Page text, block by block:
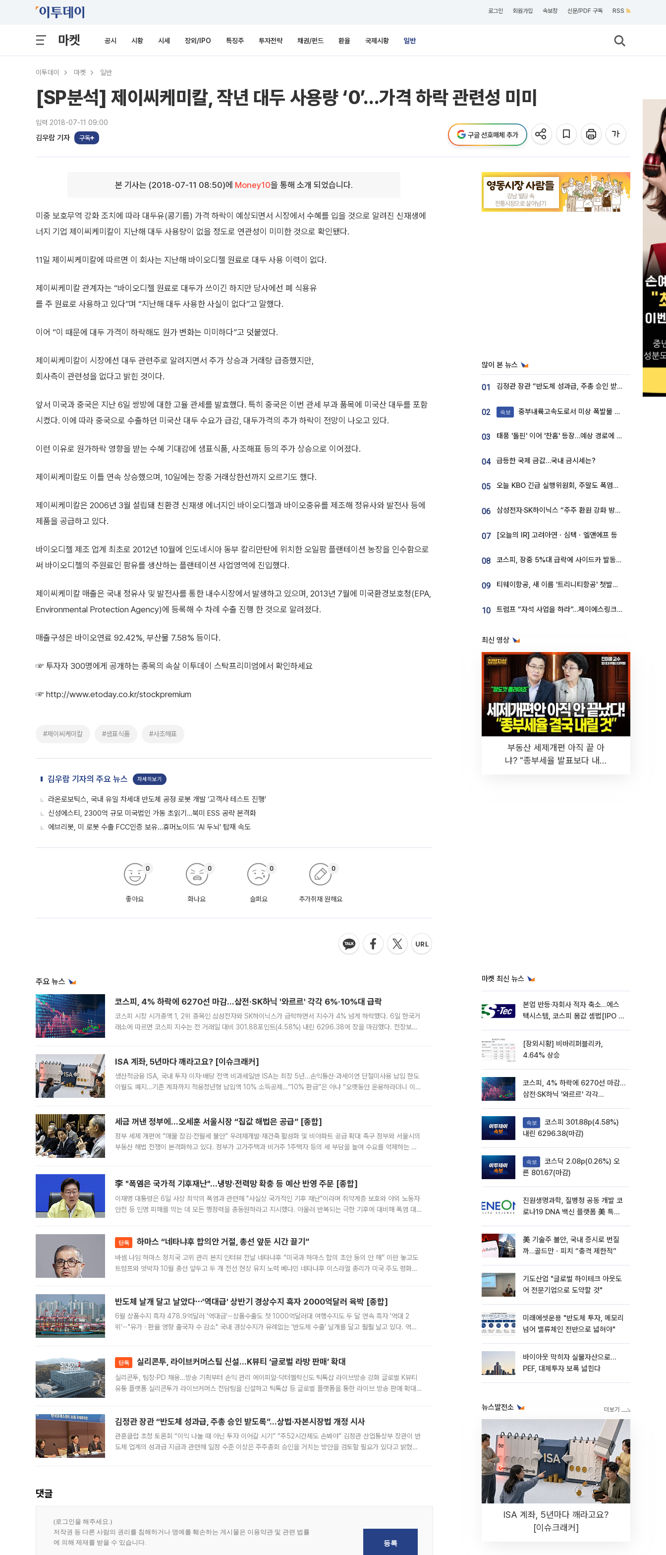
로그인 회원가입 속보창 신문/PDF 구독 RSS
마켓 공시 시황 시세 장외/IPO 특징주 투자전략 채권/펀드 환율 국제시황 일반
이투데이 마켓 일반
[SP분석] 제이씨케미칼, 작년 대두 사용량 ‘0’…가격 하락 관련성 미미
입력 2018-07-11 09:00
김우람 기자 구독 구글 선호매체 추가
본 기사는 (2018-07-11 08:50)에 Money10을 통해 소개 되었습니다.
미중 보호무역 강화 조치에 따라 대두유(콩기름) 가격 하락이 예상되면서 시장에서 수혜를 입을 것으로 알려진 신재생에
너지 기업 제이씨케미칼이 지난해 대두 사용량이 없을 정도로 연관성이 미미한 것으로 확인됐다.
11일 제이씨케미칼에 따르면 이 회사는 지난해 바이오디젤 원료로 대두 사용 이력이 없다.
제이씨케미칼 관계자는 “바이오디젤 원료로 대두가 쓰이긴 하지만 당사에선 폐 식용유
를 주 원료로 사용하고 있다”며 “지난해 대두 사용한 사실이 없다”고 말했다.
이어 “이 때문에 대두 가격이 하락해도 원가 변화는 미미하다”고 덧붙였다.
제이씨케미칼이 시장에선 대두 관련주로 알려지면서 주가 상승과 거래량 급증했지만,
회사측이 관련성을 없다고 밝힌 것이다.
앞서 미국과 중국은 지난 6일 쌍방에 대한 고율 관세를 발효했다. 특히 중국은 이번 관세 부과 품목에 미국산 대두를 포함
시켰다. 이에 따라 중국으로 수출하던 미국산 대두 수요가 급감, 대두가격의 추가 하락이 전망이 나오고 있다.
이런 이유로 원가하락 영향을 받는 수혜 기대감에 샘표식품, 사조해표 등의 주가 상승으로 이어졌다.
제이씨케미칼도 이틀 연속 상승했으며, 10일에는 장중 거래상한선까지 오르기도 했다.
제이씨케미칼은 2006년 3월 설립돼 친환경 신재생 에너지인 바이오디젤과 바이오중유를 제조해 정유사와 발전사 등에
제품을 공급하고 있다.
바이오디젤 제조 업계 최초로 2012년 10월에 인도네시아 동부 칼리만탄에 위치한 오일팜 플랜테이션 농장을 인수함으로
써 바이오디젤의 주원료인 팜유를 생산하는 플랜테이션 사업영역에 진입했다.
제이씨케미칼 매출은 국내 정유사 및 발전사를 통한 내수시장에서 발생하고 있으며, 2013년 7월에 미국환경보호청(EPA,
Environmental Protection Agency)에 등록해 수 차례 수출 진행 한 것으로 알려졌다.
매출구성은 바이오연료 92.42%, 부산물 7.58% 등이다.
☞ 투자자 300명에게 공개하는 종목의 속살 이투데이 스탁프리미엄에서 확인하세요
☞ http://www.etoday.co.kr/stockpremium
#제이씨케미칼 #샘표식품 #사조해표
김우람 기자의 주요 뉴스 자세히보기
라온로보틱스, 국내 유일 차세대 반도체 공정 로봇 개발 ‘고객사 테스트 진행’
신성에스티, 2300억 규모 미국법인 가동 초읽기…북미 ESS 공략 본격화
에브리봇, 미 로봇 수출 FCC인증 보유…휴머노이드 ‘AI 두뇌’ 탑재 속도
좋아요
0
화나요
0
슬퍼요
0
추가취재 원해요
0
주요 뉴스
코스피, 4% 하락에 6270선 마감…삼전·SK하닉 '와르르' 각각 6%·10%대 급락
코스피 시장 시가총액 1, 2위 종목인 삼성전자와 SK하이닉스가 급락하면서 지수가 4% 넘게 하락했다. 6일 한국거
래소에 따르면 코스피 지수는 전 거래일 대비 301.88포인트(4.58%) 내린 6296.38에 장을 마감했다. 전장보다
ISA 계좌, 5년마다 깨라고요? [이슈크래커]
생산적금융 ISA, 국내 투자 이자·배당 전액 비과세일반 ISA는 최장 5년…손익통산·과세이연 단절미사용 납입 한도
이월도 폐지…기존 계좌까지 적용청년형 납입액 10% 소득공제…“10% 환급”은 아냐 “오랫동안 운용하라더니 이제
세금 꺼낸 정부에…오세훈 서울시장 “집값 해법은 공급” [종합]
정부 세제 개편에 “매물 잠김·전월세 불안” 우려재개발·재건축 활성화 및 비아파트 공급 확대 촉구 정부와 서울시의
부동산 해법 전쟁이 본격화하고 있다. 정부가 고가주택과 비거주 1주택자 등의 세 부담을 높여 수요를 억제하는 카
李 "폭염은 국가적 기후재난"…냉방·전력망 확충 등 예산 반영 주문 [종합]
이재명 대통령은 6일 사상 최악의 폭염과 관련해 "사실상 국가적인 기후 재난"이라며 취약계층 보호와 야외 노동자
안전 등 인명 피해를 막는 데 모든 행정력을 총동원하라고 지시했다. 아울러 반복되는 극한 기후에 대비해 폭염 대응
단독 하마스 “네타냐후 합의안 거절, 총선 앞둔 시간 끌기”
바셈 나임 하마스 정치국 고위 관리 본지 인터뷰 전날 네타냐후 “미국과 하마스 합의 초안 동의 안 해” 이란 놓고도
트럼프와 엇박자 10월 총선 앞두고 두 개 전선 현상 유지 노력 베냐민 네타냐후 이스라엘 총리가 미국 주도 평화위
반도체 날개 달고 날았다⋯'역대급' 상반기 경상수지 흑자 2000억달러 육박 [종합]
6월 상품수지 흑자 478.9억달러 '역대급'⋯상품수출도 첫 1000억달러대 여행수지도 두 달 연속 흑자 '역대 2
위'⋯"유가ㆍ환율 영향 출국자 수 감소" 국내 경상수지가 유례없는 '반도체 수출' 날개를 달고 훨훨 날고 있다. 역대
단독 실리콘투, 라이브커머스팀 신설…K뷰티 ‘글로벌 라방 판매’ 확대
실리콘투, 팀장·PD 채용…방송 기획부터 손익 관리 에이피알·닥터멜락신도 틱톡샵 라이브방송 강화 글로벌 K뷰티
유통 플랫폼 실리콘투가 라이브커머스 전담팀을 신설하고 틱톡샵 등 글로벌 플랫폼을 통한 라이브 방송 판매 확대에
김정관 장관 “반도체 성과급, 주총 승인 받도록”…상법·자본시장법 개정 시사
관훈클럽 초청 토론회 “이익 나눌 때 아닌 투자 이어갈 시기” “주52시간제도 손봐야” 김정관 산업통상부 장관이 반
도체 업계의 성과급 지급과 관련해 일정 수준 이상은 주주총회 승인을 거치는 방안을 검토할 필요가 있다고 밝혔다.
댓글
많이 본 뉴스
01 김정관 장관 “반도체 성과급, 주총 승인 받도록”…상법·자본시장법 개정 시사
02 속보 중부내륙고속도로서 미상 폭발물 발견
03 태풍 '돌핀' 이어 '찬홈' 등장…예상 경로에 한국 '한숨'
04 급등한 국제 금값…국내 금시세는?
05 오늘 KBO 긴급 실행위원회, 주말도 폭염취소 될까
06 삼성전자·SK하이닉스 “주주 환원 강화 방안 마련”
07 [오늘의 IR] 고려아연ㆍ심텍ㆍ엘앤에프 등
08 코스피, 장중 5%대 급락에 사이드카 발동…삼성·SK 동반 폭락
09 티웨이항공, 새 이름 '트리니티항공' 첫발…SSC 전략 본격화
10 트럼프 “자석 사업을 하라”…제이에스링크, 비중국 영구자석 공급망 구축 속도
최신 영상
부동산 세제개편 아직 끝 아
냐? "종부세율 발표보다 내릴
마켓 최신 뉴스
본업 반등·자회사 적자 축소…에스
텍시스템, 코스피 몸값 셈법[IPO 엑
[장외시황] 비바리퍼블리카,
4.64% 상승
코스피, 4% 하락에 6270선 마감…
삼전·SK하닉 '와르르' 각각
속보
내린 6296.38(마감)
속보
른 801.67(마감)
진원생명과학, 질병청 공동 개발 코
로나19 DNA 백신 플랫폼 美 특허
美 기술주 불안, 국내 증시로 번질
까…골드만ㆍ피치 “충격 제한적”
기도산업 "글로벌 하이테크 아웃도
어 전문기업으로 도약할 것"
미래에셋운용 "반도체 투자, 메모리
넘어 밸류체인 전반으로 넓혀야"
바이아웃 막히자 실물자산으로…
PEF, 대체투자 보폭 넓힌다
뉴스발전소
ISA 계좌, 5년마다 깨라고요?
[이슈크래커]